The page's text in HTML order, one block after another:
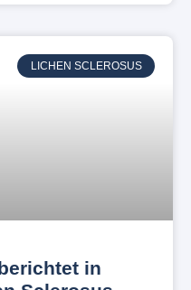
LICHEN SCLEROSUS
in